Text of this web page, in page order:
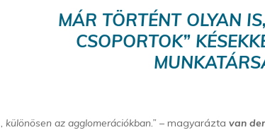
MÁR TÖRTÉNT OLYAN
CSOPORTOK”
, különösen az agglomerációkban.” – magyaráztavan